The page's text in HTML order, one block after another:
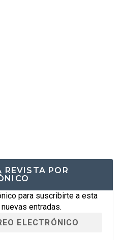
REVISTA POR
para suscribirte a esta
entradas.